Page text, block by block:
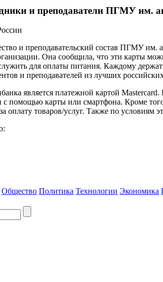
и преподаватели ПГМУ им.
и преподавательский состав ПГМУ
Она сообщила, что эти карты
для оплаты питания. Каждому
и преподавателей из лучших
является платежной картой
с помощью карты или смартфона. Кроме
оплату товаров/услуг. Также по
Общество Политика Технологии Экономика